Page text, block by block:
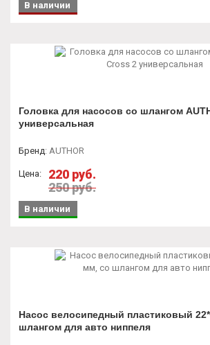
В наличии
Головка для насосов со шлангом
универсальная
Бренд: AUTHOR
Цена:
220 руб.
250 руб.
В наличии
Насос велосипедный пластиковый
шлангом для авто ниппеля